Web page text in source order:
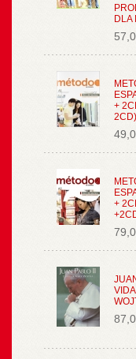
DLA
+
2CD)
+